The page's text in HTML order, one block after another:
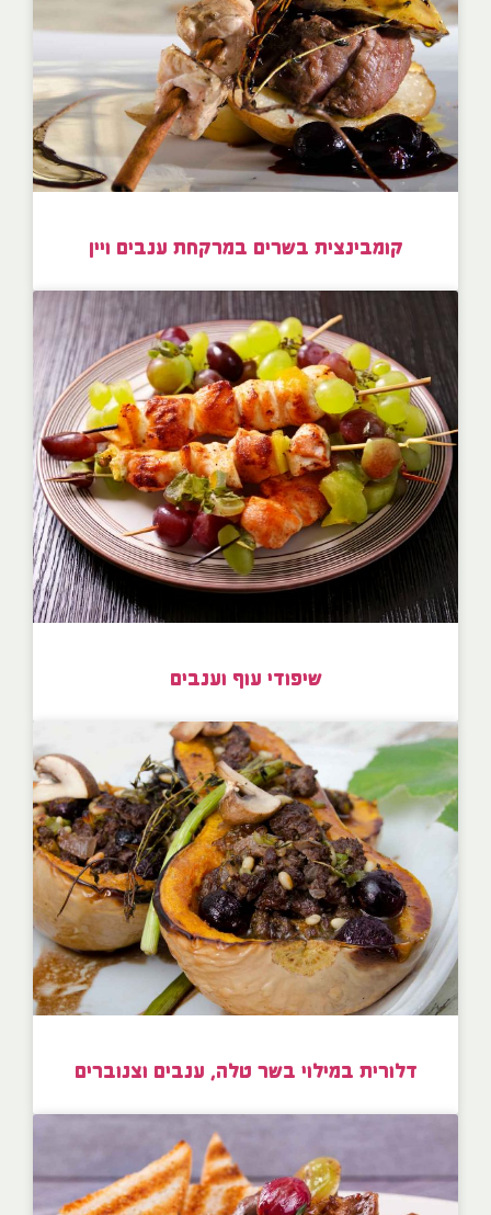
קומבינצית בשרים במרקחת ענבים ויין
שיפודי עוף וענבים
דלורית במילוי בשר טלה, ענבים וצנוברים